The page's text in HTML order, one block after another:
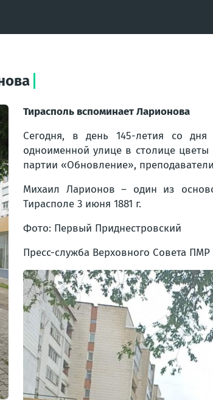
Тирасполь вспоминает Ларионова
Сегодня, в день 145-летия со
одноименной улице в столице цветы
партии «Обновление»,
Михаил Ларионов – один из
Тирасполе 3 июня 1881 г.
Фото: Первый Приднестровский
Пресс-служба Верховного Совета ПМР